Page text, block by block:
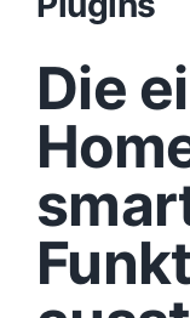
Content
Funktionen
Aufbau
Traffic
Die